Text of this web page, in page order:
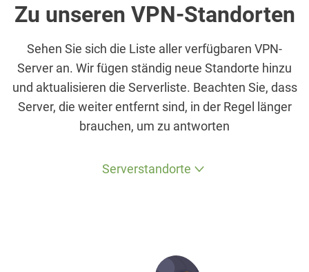
Zu unseren VPN-Standorten
Sehen Sie sich die Liste aller verfügbaren VPN-
Server an. Wir fügen ständig neue Standorte hinzu
und aktualisieren die Serverliste. Beachten Sie, dass
Server, die weiter entfernt sind, in der Regel länger
brauchen, um zu antworten
Serverstandorte